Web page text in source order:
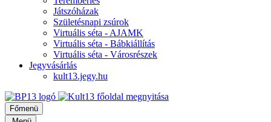
Játszóházak
Születésnapi zsúrok
Virtuális séta - AJAMK
Virtuális séta - Bábkiállítás
Virtuális séta - Városrészek
Jegyvásárlás
kult13.jegy.hu
Főmenü